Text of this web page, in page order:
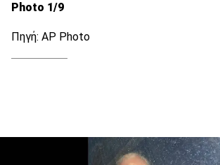
Photo 1/9
Πηγή: AP Photo